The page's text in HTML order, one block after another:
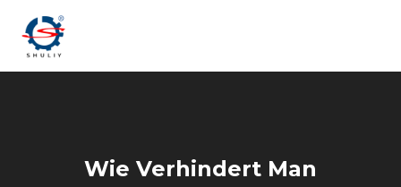
Inhalt
Wie Verhindert Man